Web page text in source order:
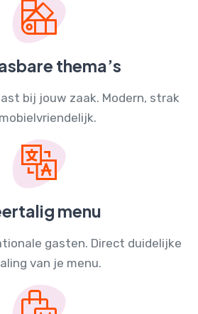
thema’s
bij jouw zaak. Modern, strak
menu
gasten. Direct duidelijke
van je menu.